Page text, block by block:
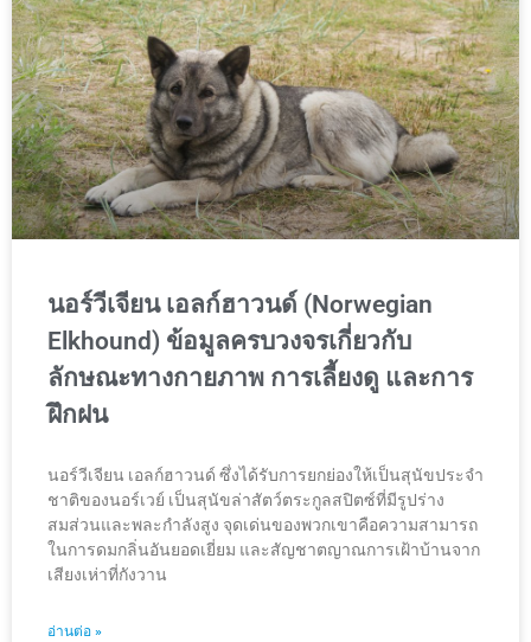
นอร์วีเจียน เอลก์ฮาวนด์ (Norwegian
Elkhound) ข้อมูลครบวงจรเกี่ยวกับ
ลักษณะทางกายภาพ การเลี้ยงดู และการ
ฝึกฝน
นอร์วีเจียน เอลก์ฮาวนด์ ซึ่งได้รับการยกย่องให้เป็นสุนัขประจำ
ชาติของนอร์เวย์ เป็นสุนัขล่าสัตว์ตระกูลสปิตซ์ที่มีรูปร่าง
สมส่วนและพละกำลังสูง จุดเด่นของพวกเขาคือความสามารถ
ในการดมกลิ่นอันยอดเยี่ยม และสัญชาตญาณการเฝ้าบ้านจาก
เสียงเห่าที่กังวาน
อ่านต่อ »